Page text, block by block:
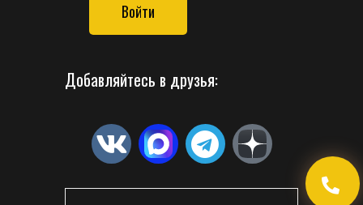
Войти
Добавляйтесь в друзья: